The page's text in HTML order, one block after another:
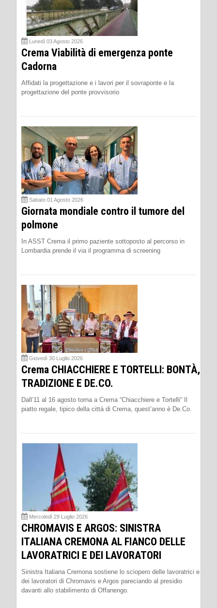
Lunedì 03 Agosto 2026
Crema Viabilità di emergenza ponte
Cadorna
Affidati la progettazione e i lavori per il sovraponte e la
progettazione del ponte provvisorio
Sabato 01 Agosto 2026
Giornata mondiale contro il tumore del
polmone
In ASST Crema il primo paziente sottoposto al percorso in
Lombardia prende il via il programma di screening
Giovedì 30 Luglio 2026
Crema CHIACCHIERE E TORTELLI: BONTÀ,
TRADIZIONE E DE.CO.
Dall’11 al 16 agosto torna a Crema “Chiacchiere e Tortelli“ Il
piatto regale, tipico della città di Crema, quest’anno è De.Co.
Mercoledì 29 Luglio 2026
CHROMAVIS E ARGOS: SINISTRA
ITALIANA CREMONA AL FIANCO DELLE
LAVORATRICI E DEI LAVORATORI
Sinistra Italiana Cremona sostiene lo sciopero delle lavoratrici e
dei lavoratori di Chromavis e Argos pareciando al presidio
davanti allo stabilimento di Offanengo.